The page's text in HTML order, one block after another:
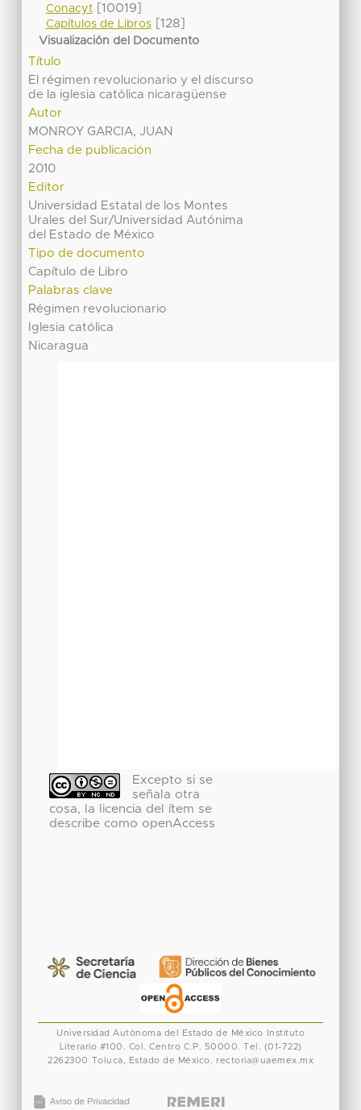
Conacyt[10019]
Capítulos de Libros[128]
Visualización del Documento
Título
El régimen revolucionario y el discurso
de la iglesia católica nicaragüense
Autor
MONROY GARCIA, JUAN
Fecha de publicación
2010
Editor
Universidad Estatal de los Montes
Urales del Sur/Universidad Autónima
del Estado de México
Tipo de documento
Capítulo de Libro
Palabras clave
Régimen revolucionario
Iglesia católica
Nicaragua
Excepto si se
señala otra
cosa, la licencia del ítem se
describe como openAccess
Universidad Autónoma del Estado de México
Instituto
Literario #100. Col. Centro C.P. 50000. Tel. (01-722)
2262300
Toluca, Estado de México. rectoria@uaemex.mx